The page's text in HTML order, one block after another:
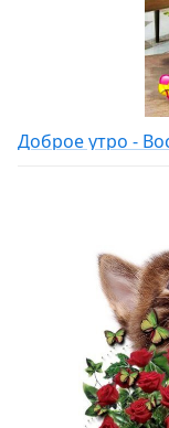
Доброе утро -